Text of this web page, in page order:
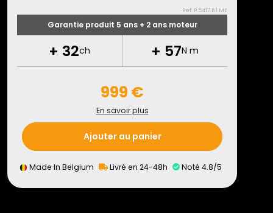
Ref: P.5417.B.1.ME
Garantie produit 5 ans + 2 ans moteur
+ 32ch + 57N m
999 €
En savoir plus
Ajouter au panier
Made In Belgium Livré en 24-48h Noté 4.8/5